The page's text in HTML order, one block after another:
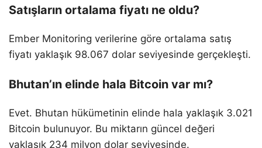
Satışların ortalama fiyatı ne oldu?
Ember Monitoring verilerine göre ortalama satış
fiyatı yaklaşık 98.067 dolar seviyesinde gerçekleşti.
Bhutan’ın elinde hala Bitcoin var mı?
Evet. Bhutan hükümetinin elinde hala yaklaşık 3.021
Bitcoin bulunuyor. Bu miktarın güncel değeri
yaklaşık 234 milyon dolar seviyesinde.